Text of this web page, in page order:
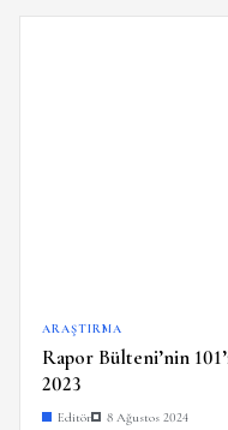
ARAŞTIRMA
Rapor Bülteni’nin
2023
Editör 8 Ağustos 2024